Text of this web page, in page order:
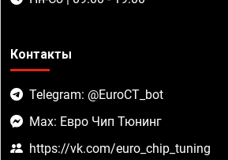
Контакты
Telegram: @EuroCT_bot
Max: Евро Чип Тюнинг
https://vk.com/euro_chip_tuning